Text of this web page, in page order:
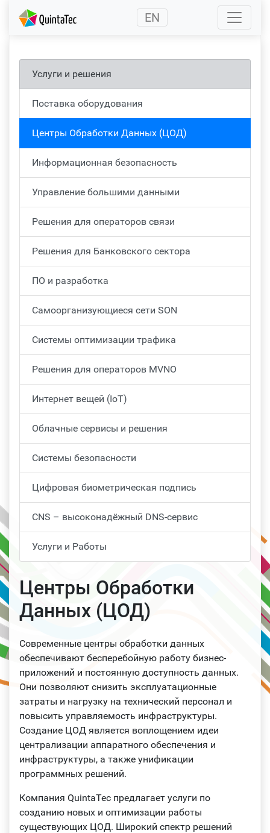
(current) EN
Услуги и решения
Поставка оборудования
Центры Обработки Данных (ЦОД)
Информационная безопасность
Управление большими данными
Решения для операторов связи
Решения для Банковского сектора
ПО и разработка
Самоорганизующиеся сети SON
Системы оптимизации трафика
Решения для операторов MVNO
Интернет вещей (IoT)
Облачные сервисы и решения
Системы безопасности
Цифровая биометрическая подпись
CNS – высоконадёжный DNS-сервис
Услуги и Работы
Центры Обработки
Данных (ЦОД)
Современные центры обработки данных
обеспечивают бесперебойную работу бизнес-
приложений и постоянную доступность данных.
Они позволяют снизить эксплуатационные
затраты и нагрузку на технический персонал и
повысить управляемость инфраструктуры.
Создание ЦОД является воплощением идеи
централизации аппаратного обеспечения и
инфраструктуры, а также унификации
программных решений.
Компания QuintaTec предлагает услуги по
созданию новых и оптимизации работы
существующих ЦОД. Широкий спектр решений